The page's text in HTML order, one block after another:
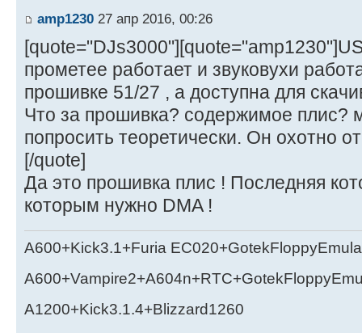
amp1230 27 апр 2016, 00:26
прометее работает и звуковухи
прошивке 51/27 , а доступна для
Что за прошивка? содержимое плис?
попросить теоретически. Он охотно
[/quote]
Да это прошивка плис ! Последняя
которым нужно DMA !
A600+Kick3.1+Furia
A1200+Kick3.1.4+Blizzard1260